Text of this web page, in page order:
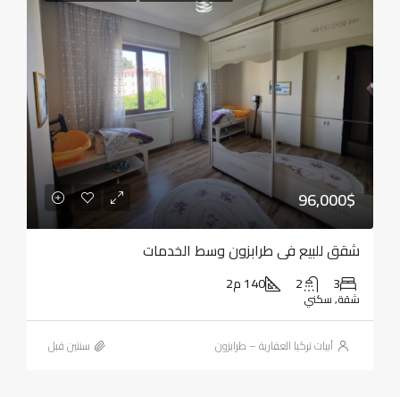
96,000$
شقق للبيع في طرابزون وسط الخدمات
3
2 140 م2
شقة, سكني
أبيات تركيا العقارية – طرابزون ‏سنتين قبل